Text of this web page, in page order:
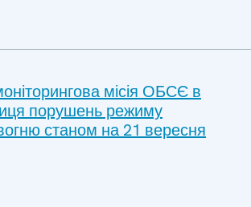
місія ОБСЄ в
порушень режиму
станом на 21 вересня